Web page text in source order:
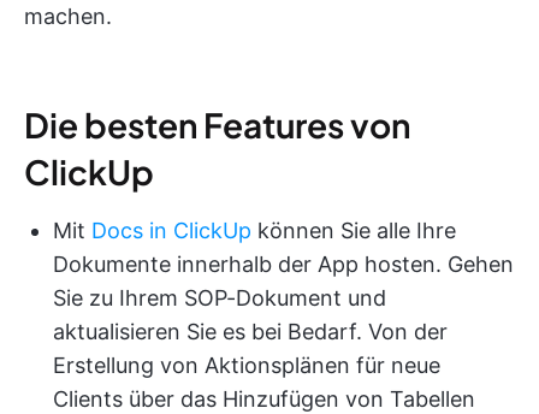
machen.
Die besten Features von
ClickUp
Mit Docs in ClickUp können Sie alle Ihre
Dokumente innerhalb der App hosten. Gehen
Sie zu Ihrem SOP-Dokument und
aktualisieren Sie es bei Bedarf. Von der
Erstellung von Aktionsplänen für neue
Clients über das Hinzufügen von Tabellen